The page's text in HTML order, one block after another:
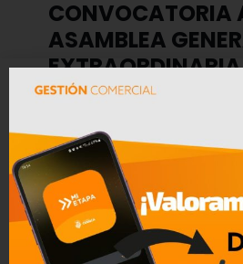
CONVOCATORIA
ASAMBLEA
DEPORTIVA
MIERCOLES 5 DE
2026
0